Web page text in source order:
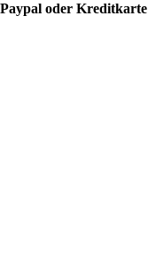
oder Kreditkarte